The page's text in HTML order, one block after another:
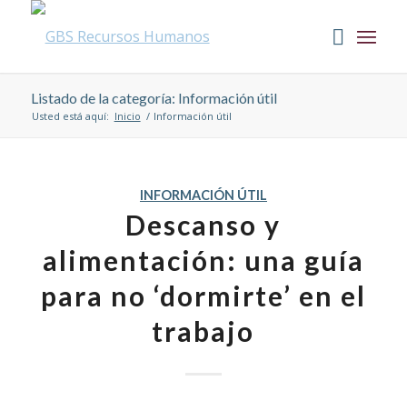
Listado de la categoría: Información útil
Usted está aquí: Inicio / Información útil
INFORMACIÓN ÚTIL
Descanso y
alimentación: una guía
para no ‘dormirte’ en el
trabajo